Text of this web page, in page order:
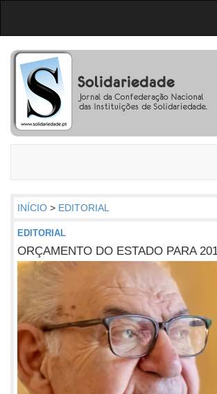
INÍCIO > EDITORIAL
EDITORIAL
ORÇAMENTO DO ESTADO PARA